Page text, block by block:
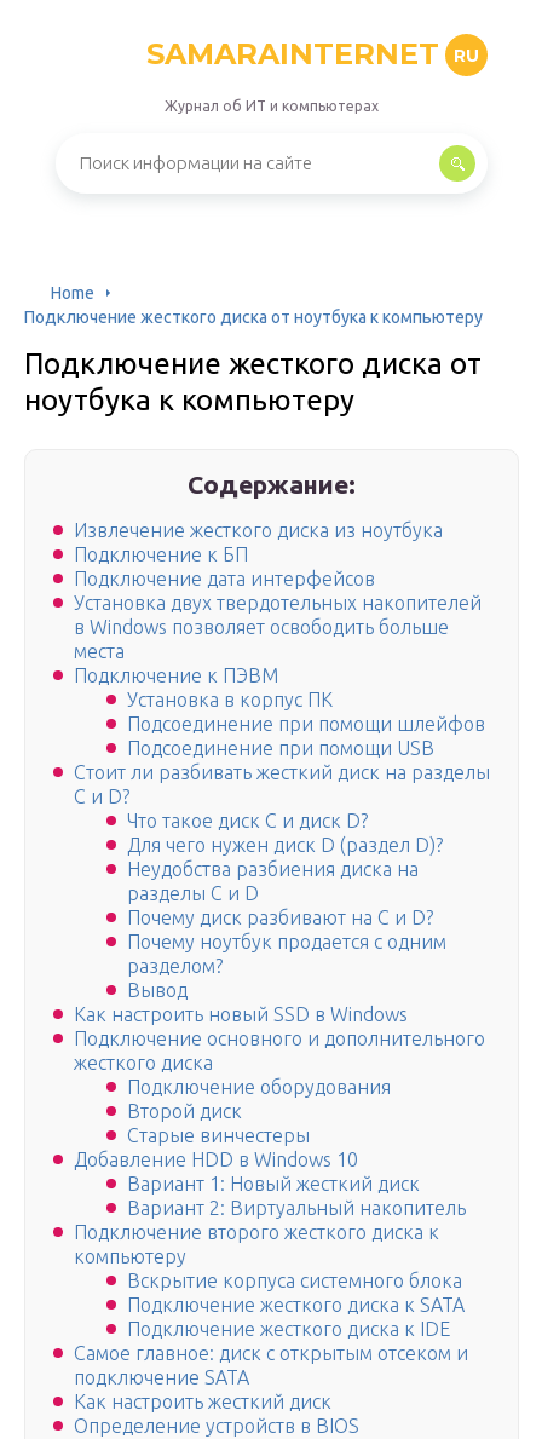
SAMARAINTERNET RU
Журнал об ИТ и компьютерах
Home
Подключение жесткого диска от ноутбука к компьютеру
Подключение жесткого диска от
ноутбука к компьютеру
Содержание:
Извлечение жесткого диска из ноутбука
Подключение к БП
Подключение дата интерфейсов
Установка двух твердотельных накопителей
в Windows позволяет освободить больше
места
Подключение к ПЭВМ
Установка в корпус ПК
Подсоединение при помощи шлейфов
Подсоединение при помощи USB
Стоит ли разбивать жесткий диск на разделы
C и D?
Что такое диск C и диск D?
Для чего нужен диск D (раздел D)?
Неудобства разбиения диска на
разделы C и D
Почему диск разбивают на C и D?
Почему ноутбук продается с одним
разделом?
Вывод
Как настроить новый SSD в Windows
Подключение основного и дополнительного
жесткого диска
Подключение оборудования
Второй диск
Старые винчестеры
Добавление HDD в Windows 10
Вариант 1: Новый жесткий диск
Вариант 2: Виртуальный накопитель
Подключение второго жесткого диска к
компьютеру
Вскрытие корпуса системного блока
Подключение жесткого диска к SATA
Подключение жесткого диска к IDE
Самое главное: диск с открытым отсеком и
подключение SATA
Как настроить жесткий диск
Определение устройств в BIOS